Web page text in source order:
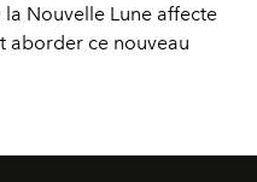
Nouvelle Lune affecte
aborder ce nouveau